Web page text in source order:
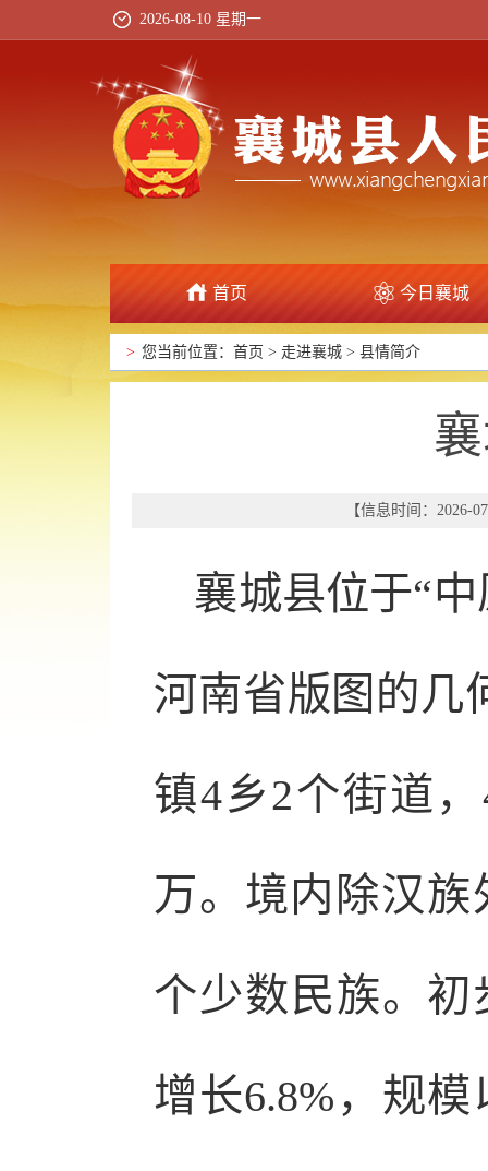
2026-08-10 星期一
首页 今日襄城
政府信息公开
> 您当前位置： 首页 > 走进襄城 > 县情简介
【信息时间：2026-
襄城县位于“
河南省版图的几
镇4乡2个街道
万。境内除汉
个少数民族。初
增长6.8%，规